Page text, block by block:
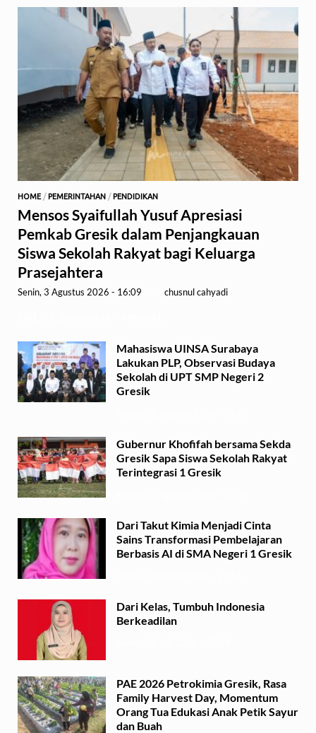
HOME /PEMERINTAHAN /PENDIDIKAN
Mensos Syaifullah Yusuf Apresiasi
Pemkab Gresik dalam Penjangkauan
Siswa Sekolah Rakyat bagi Keluarga
Prasejahtera
Senin, 3 Agustus 2026 - 16:09 chusnul cahyadi
Mahasiswa UINSA Surabaya
Lakukan PLP, Observasi Budaya
Sekolah di UPT SMP Negeri 2
Gresik
Gubernur Khofifah bersama Sekda
Gresik Sapa Siswa Sekolah Rakyat
Terintegrasi 1 Gresik
Dari Takut Kimia Menjadi Cinta
Sains Transformasi Pembelajaran
Berbasis AI di SMA Negeri 1 Gresik
Dari Kelas, Tumbuh Indonesia
Berkeadilan
PAE 2026 Petrokimia Gresik, Rasa
Family Harvest Day, Momentum
Orang Tua Edukasi Anak Petik Sayur
dan Buah